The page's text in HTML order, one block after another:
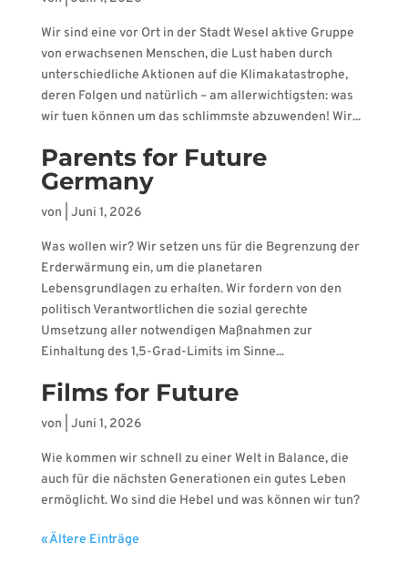
Wir sind eine vor Ort in der Stadt Wesel aktive Gruppe
von erwachsenen Menschen, die Lust haben durch
unterschiedliche Aktionen auf die Klimakatastrophe,
deren Folgen und natürlich – am allerwichtigsten: was
wir tuen können um das schlimmste abzuwenden! Wir...
Parents for Future
Germany
von Juni 1, 2026
Was wollen wir? Wir setzen uns für die Begrenzung der
Erderwärmung ein, um die planetaren
Lebensgrundlagen zu erhalten. Wir fordern von den
politisch Verantwortlichen die sozial gerechte
Umsetzung aller notwendigen Maßnahmen zur
Einhaltung des 1,5-Grad-Limits im Sinne...
Films for Future
von Juni 1, 2026
Wie kommen wir schnell zu einer Welt in Balance, die
auch für die nächsten Generationen ein gutes Leben
ermöglicht. Wo sind die Hebel und was können wir tun?
« Ältere Einträge